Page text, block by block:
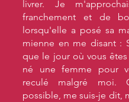
livrer. Je
franchement et de
lorsqu'elle a posé sa
mienne en me disant :
que le jour où vous
né une femme pour
reculé malgré moi.
possible, me suis-je dit,